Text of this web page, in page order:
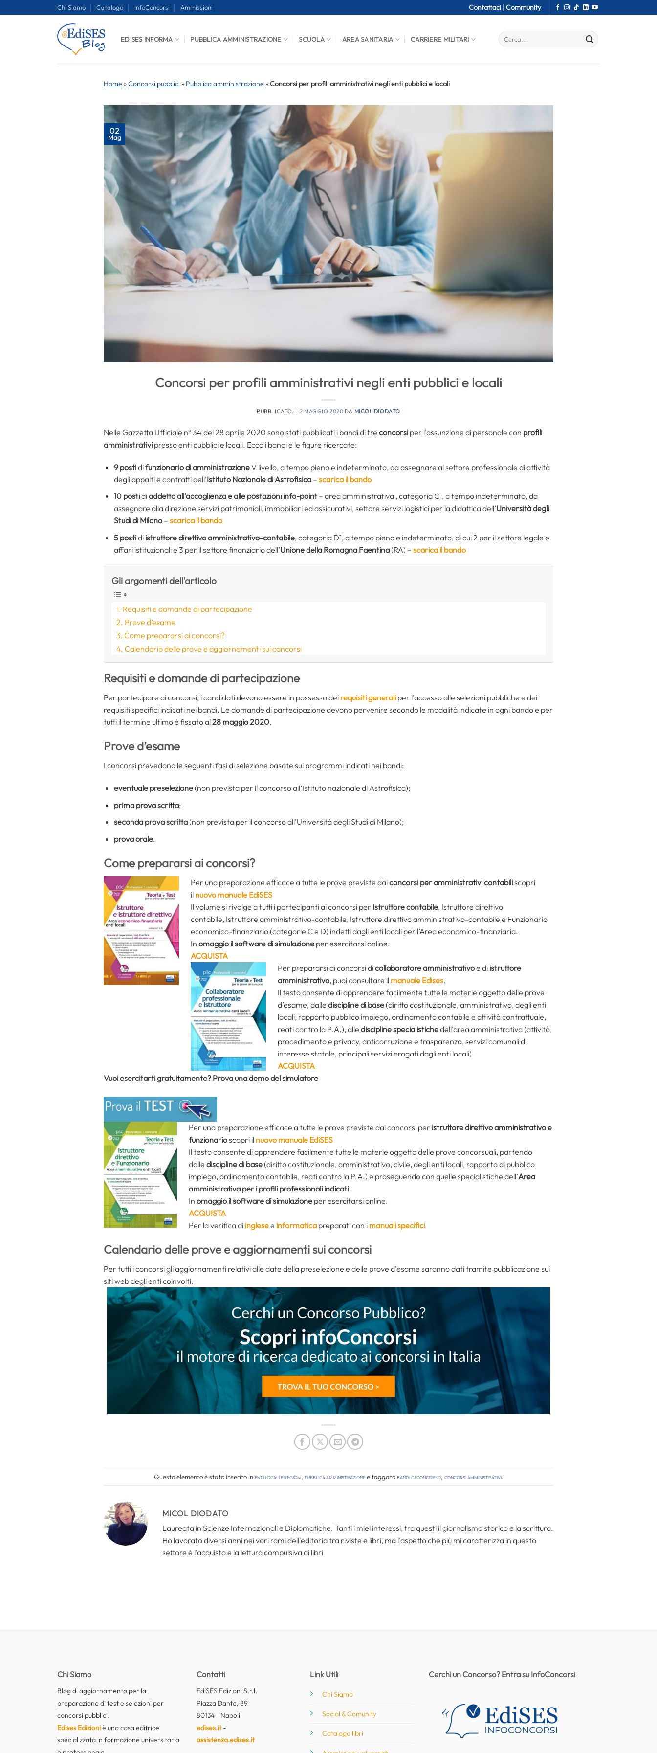
Chi Siamo Catalogo InfoConcorsi Ammissioni Contattaci | Community
EDISES INFORMA PUBBLICA AMMINISTRAZIONE SCUOLA AREA SANITARIA CARRIERE MILITARI
Home »Concorsi pubblici » Pubblica amministrazione »Concorsi per profili amministrativi negli enti pubblici e locali
02
Mag
Concorsi per profili amministrativi negli enti pubblici e locali
PUBBLICATO IL2 MAGGIO 2020 DA MICOL DIODATO
Nelle Gazzetta Ufficiale n° 34 del 28 aprile 2020 sono stati pubblicati i bandi di tre concorsi per l’assunzione di personale con profili
amministrativi presso enti pubblici e locali. Ecco i bandi e le figure ricercate:
9 postidifunzionario di amministrazioneV livello, a tempo pieno e indeterminato, da assegnare al settore professionale di attività
degli appalti e contratti dell’Istituto Nazionale di Astrofisica– scarica il bando
10 postidiaddetto all’accoglienza e alle postazioni info-point– area amministrativa , categoria C1, a tempo indeterminato, da
assegnare alla direzione servizi patrimoniali, immobiliari ed assicurativi, settore servizi logistici per la didattica dell’Università degli
Studi di Milano– scarica il bando
5 postidi istruttore direttivo amministrativo-contabile, categoria D1, a tempo pieno e indeterminato, di cui 2 per il settore legale e
affari istituzionali e 3 per il settore finanziario dell’Unione della Romagna Faentina(RA) – scarica il bando
Gli argomenti dell'articolo
Requisiti e domande di partecipazione
Prove d’esame
Come prepararsi ai concorsi?
Calendario delle prove e aggiornamenti sui concorsi
Requisiti e domande di partecipazione
Per partecipare ai concorsi, i candidati devono essere in possesso dei requisiti generali per l’accesso alle selezioni pubbliche e dei
requisiti specifici indicati nei bandi. Le domande di partecipazione devono pervenire secondo le modalità indicate in ogni bando e per
tutti il termine ultimo è fissato al28 maggio 2020.
Prove d’esame
I concorsi prevedono le seguenti fasi di selezione basate sui programmi indicati nei bandi:
eventuale preselezione(non prevista per il concorso all’Istituto nazionale di Astrofisica);
prima prova scritta;
seconda prova scritta(non prevista per il concorso all’Università degli Studi di Milano);
prova orale.
Come prepararsi ai concorsi?
Per una preparazione efficace a tutte le prove previste daiconcorsi peramministrativi contabiliscopri
il nuovo manuale EdiSES
Il volume si rivolge a tutti i partecipanti ai concorsi per Istruttore contabile, Istruttore direttivo
contabile, Istruttore amministrativo-contabile, Istruttore direttivo amministrativo-contabile e Funzionario
economico-finanziario (categorie C e D) indetti dagli enti locali per l’Area economico-finanziaria.
In omaggio il software di simulazione per esercitarsi online.
ACQUISTA
Per prepararsi ai concorsi dicollaboratore amministrativoe di istruttore
amministrativo, puoi consultare il manuale Edises.
Il testo consente di apprendere facilmente tutte le materie oggetto delle prove
d’esame, dalle discipline di base(diritto costituzionale, amministrativo, degli enti
locali, rapporto pubblico impiego, ordinamento contabile e attività contrattuale,
reati contro la P.A.), alle discipline specialistichedell’area amministrativa (attività,
procedimento e privacy, anticorruzione e trasparenza, servizi comunali di
interesse statale, principali servizi erogati dagli enti locali).
ACQUISTA
Vuoi esercitarti gratuitamente? Prova una demo del simulatore
Per una preparazione efficace a tutte le prove previste dai concorsi per istruttore direttivo amministrativo e
funzionarioscopri il nuovo manuale EdiSES
Il testo consente di apprendere facilmente tutte le materie oggetto delle prove concorsuali, partendo
dalle discipline di base(diritto costituzionale, amministrativo, civile, degli enti locali, rapporto di pubblico
impiego, ordinamento contabile, reati contro la P.A.) e proseguendo con quelle specialistiche dell’Area
amministrativa per i profili professionali indicati
In omaggio il software di simulazione per esercitarsi online.
ACQUISTA
Per la verifica di inglesee informatica preparati con i manuali specifici.
Calendario delle prove e aggiornamenti sui concorsi
Per tutti i concorsi gli aggiornamenti relativi alle date della preselezione e delle prove d’esame saranno dati tramite pubblicazione sui
siti web degli enti coinvolti.
Questo elemento è stato inserito inEnti locali e regioni, Pubblica amministrazionee taggatobandi di concorso, concorsi amministrativi.
MICOL DIODATO
Laureata in Scienze Internazionali e Diplomatiche. Tanti i miei interessi, tra questi il giornalismo storico e la scrittura.
Ho lavorato diversi anni nei vari rami dell'editoria tra riviste e libri, ma l'aspetto che più mi caratterizza in questo
settore è l'acquisto e la lettura compulsiva di libri
Chi Siamo
Blog di aggiornamento per la
preparazione di test e selezioni per
concorsi pubblici.
Edises Edizioniè una casa editrice
specializzata in formazione universitaria
Contatti
EdiSES Edizioni S.r.l.
Piazza Dante, 89
80134 - Napoli
edises.it-
assistenza.edises.it
Link Utili
Chi Siamo
Social & Comunity
Catalogo libri
Cerchi un Concorso? Entra su InfoConcorsi